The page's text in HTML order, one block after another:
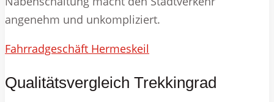
angenehm und unkompliziert.
Fahrradgeschäft Hermeskeil
Qualitätsvergleich Trekkingrad